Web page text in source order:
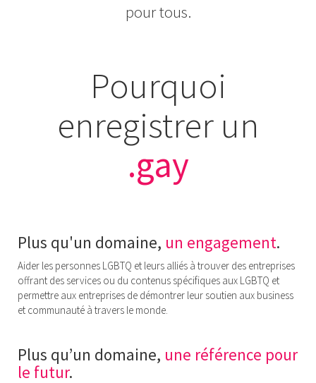
pour tous.
Pourquoi
enregistrer un
.gay
Plus qu'un domaine, un engagement.
Aider les personnes LGBTQ et leurs alliés à trouver des entreprises
offrant des services ou du contenus spécifiques aux LGBTQ et
permettre aux entreprises de démontrer leur soutien aux business
et communauté à travers le monde.
Plus qu’un domaine, une référence pour
le futur.